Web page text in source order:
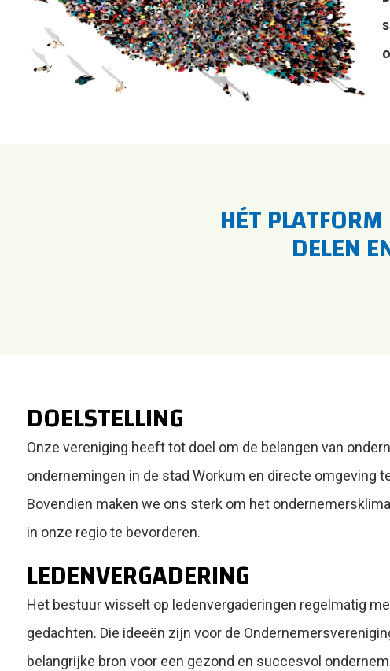
HÉT
DELEN
DOELSTELLING
Onze vereniging heeft tot doel om de belangen van
ondernemingen in de stad Workum en directe omgeving
Bovendien maken we ons sterk om het
in onze regio te bevorderen.
LEDENVERGADERING
Het bestuur wisselt op ledenvergaderingen regelmatig
gedachten. Die ideeën zijn voor de
belangrijke bron voor een gezond en succesvol